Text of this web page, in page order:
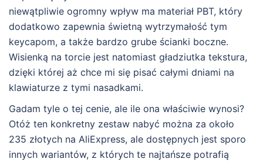
niewątpliwie ogromny wpływ ma materiał PBT, który
dodatkowo zapewnia świetną wytrzymałość tym
keycapom, a także bardzo grube ścianki boczne.
Wisienką na torcie jest natomiast gładziutka tekstura,
dzięki której aż chce mi się pisać całymi dniami na
klawiaturze z tymi nasadkami.
Gadam tyle o tej cenie, ale ile ona właściwie wynosi?
Otóż ten konkretny zestaw nabyć można za około
235 złotych na AliExpress, ale dostępnych jest sporo
innych wariantów, z których te najtańsze potrafią